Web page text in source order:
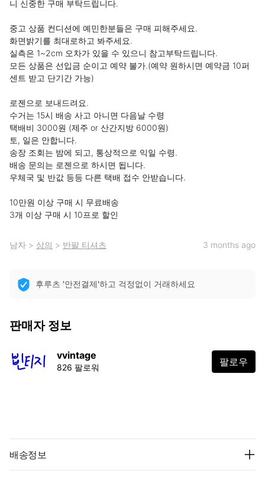
니 신중한 구매 부탁드립니다.
중고 상품 컨디션에 예민한분들은 구매 피해주세요.
화면밝기를 최대로하고 봐주세요.
실측은 1~2cm 오차가 있을 수 있으니 참고부탁드립니다.
모든 상품은 선입금 순이고 예약 불가.(예약 원하시면 예약금 10퍼
센트 받고 단기간 가능)
로젠으로 보내드려요.
수거는 15시 배송 사고 아니면 다음날 수령
택배비 3000원 (제주 or 산간지방 6000원)
토, 일은 안합니다.
송장 조회는 밤에 되고, 통상적으로 익일 수령.
배송 문의는 로젠으로 하시면 됩니다.
우체국 및 반값 등등 다른 택배 접수 안받습니다.
10만원 이상 구매 시 무료배송
3개 이상 구매 시 10프로 할인
남자 > 상의 > 반팔 티셔츠 3 months ago
후루츠 '안전결제'하고 걱정없이 거래하세요
판매자 정보
vvintage
826 팔로워 팔로우
배송정보